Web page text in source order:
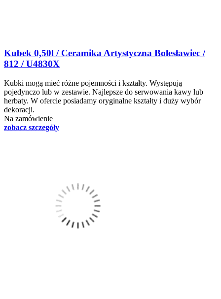
Kubek 0,50l / Ceramika Artystyczna Bolesławiec /
812 / U4830X
Kubki mogą mieć różne pojemności i kształty. Występują
pojedynczo lub w zestawie. Najlepsze do serwowania kawy lub
herbaty. W ofercie posiadamy oryginalne kształty i duży wybór
dekoracji.
Na zamówienie
zobacz szczegóły